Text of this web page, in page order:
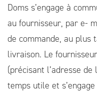
Doms s’engage à
au fournisseur, par e-
de commande, au plus
livraison. Le
(précisant l’adresse
temps utile et